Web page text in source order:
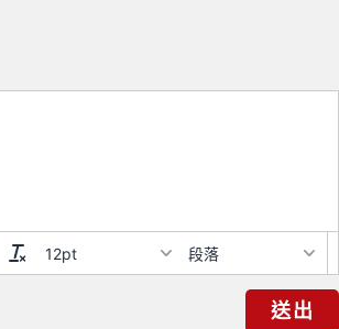
12pt 段落
送出